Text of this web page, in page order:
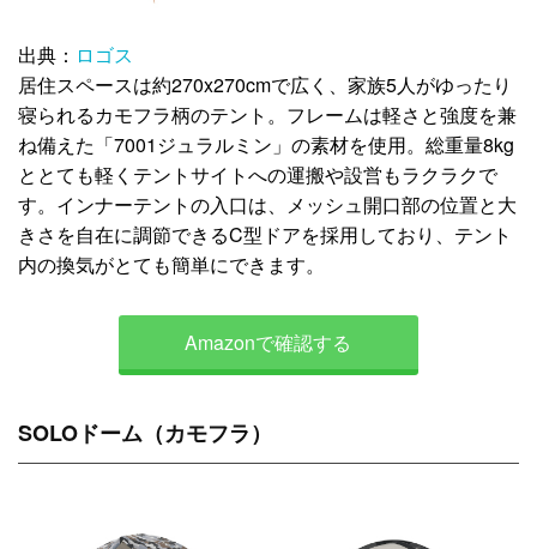
出典： ロゴス
居住スペースは約270x270cmで広く、家族5人がゆったり
寝られるカモフラ柄のテント。フレームは軽さと強度を兼
ね備えた「7001ジュラルミン」の素材を使用。総重量8kg
ととても軽くテントサイトへの運搬や設営もラクラクで
す。インナーテントの入口は、メッシュ開口部の位置と大
きさを自在に調節できるC型ドアを採用しており、テント
内の換気がとても簡単にできます。
Amazonで確認する
SOLOドーム（カモフラ）